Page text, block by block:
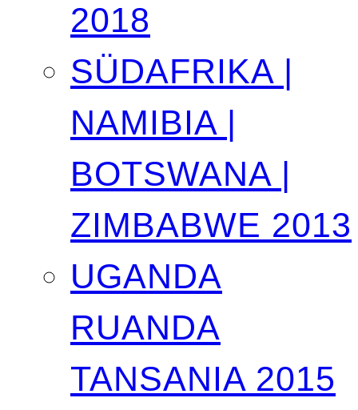
2018
SÜDAFRIKA |
NAMIBIA |
BOTSWANA |
ZIMBABWE 2013
UGANDA
RUANDA
TANSANIA 2015